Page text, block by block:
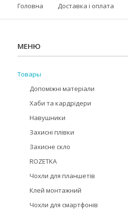
Головна Доставка і оплата
Товары
Допоміжні матеріали
Хаби та кардрідери
Навушники
Захисні плівки
Захисне скло
ROZETKA
Чохли для планшетів
Клей монтажний
Чохли для смартфонів